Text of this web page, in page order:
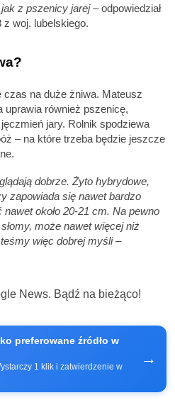
z pszenicy jarej– odpowiedział
z woj. lubelskiego.
czas na duże żniwa. Mateusz
również pszenicę,
jary. Rolnik spodziewa
– na które trzeba będzie jeszcze
dobrze. Żyto hybrydowe,
zapowiada się nawet bardzo
około 20-21 cm. Na pewno
może nawet więcej niż
więc dobrej myśli–
News. Bądź na bieżąco!
preferowane źródło w
1 klik i zatwierdzenie w
→